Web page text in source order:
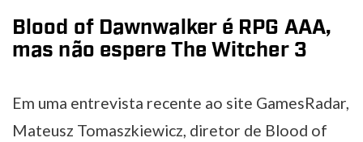
Blood of Dawnwalker é RPG AAA,
mas não espere The Witcher 3
Em uma entrevista recente ao site GamesRadar,
Mateusz Tomaszkiewicz, diretor de Blood of